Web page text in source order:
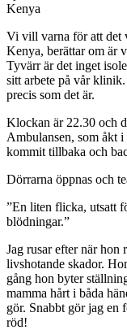
Kenya
Vi vill varna för att det
Kenya, berättar om är
Tyvärr är det inget
sitt arbete på vår
precis som det är.
Klockan är 22.30 och
Ambulansen, som åkt
kommit tillbaka och
Dörrarna öppnas och
”En liten flicka, utsatt
blödningar.”
Jag rusar efter när
livshotande skador.
gång hon byter
mamma hårt i båda
gör. Snabbt gör jag en
röd!